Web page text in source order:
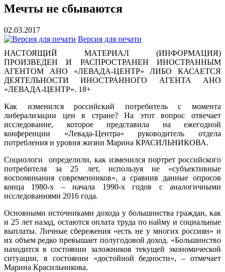
Мечты не сбываются
02.03.2017
Версия для печати
НАСТОЯЩИЙ МАТЕРИАЛ (ИНФОРМАЦИЯ)
ПРОИЗВЕДЕН И РАСПРОСТРАНЕН ИНОСТРАННЫМ
АГЕНТОМ АНО «ЛЕВАДА-ЦЕНТР» ЛИБО КАСАЕТСЯ
ДЕЯТЕЛЬНОСТИ ИНОСТРАННОГО АГЕНТА АНО
«ЛЕВАДА-ЦЕНТР». 18+
Как изменился российский потребитель с момента
либерализации цен в стране? На этот вопрос отвечает
исследование, которое представила на ежегодной
конференции «Левада-Центра» руководитель отдела
потребления и уровня жизни Марина КРАСИЛЬНИКОВА.
Социологи определили, как изменился портрет российского
потребителя за 25 лет, используя не «субъективные
воспоминания современников», а сравнив данные опросов
конца 1980-х – начала 1990-х годов с аналогичными
исследованиями 2016 года.
Основными источниками дохода у большинства граждан, как
и 25 лет назад, остаются оплата труда по найму и социальные
выплаты. Личные сбережения «есть не у многих россиян» и
их объем редко превышает полугодовой доход. «Большинство
находится в состоянии заложников текущей экономической
ситуации, в состоянии «достойной бедности», – отмечает
Марина Красильникова.